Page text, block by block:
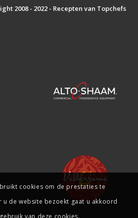
2008 - 2022 - Recepten van Topchefs
cookies om de prestaties te
u de website bezoekt gaat u akkoord